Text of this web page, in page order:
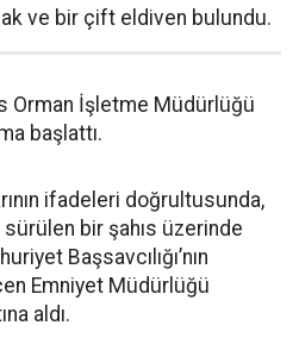
ve bir çift eldiven bulundu.
Orman İşletme Müdürlüğü
başlattı.
ifadeleri doğrultusunda,
sürülen bir şahıs üzerinde
Başsavcılığı’nın
Emniyet Müdürlüğü
aldı.